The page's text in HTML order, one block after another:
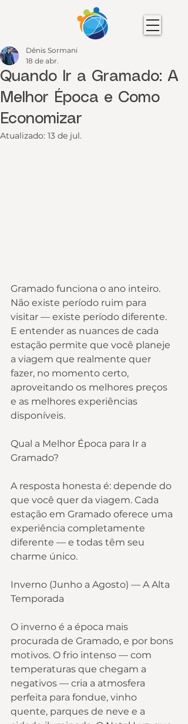
Quando Ir a Gramado: A
Melhor Época e Como
Economizar
Dênis Sormani
18 de abr.
Atualizado: 13 de jul.
Gramado funciona o ano inteiro.
Não existe período ruim para
visitar — existe período diferente.
E entender as nuances de cada
estação permite que você planeje
a viagem que realmente quer
fazer, no momento certo,
aproveitando os melhores preços
e as melhores experiências
disponíveis.
Qual a Melhor Época para Ir a
Gramado?
A resposta honesta é: depende do
que você quer da viagem. Cada
estação em Gramado oferece uma
experiência completamente
diferente — e todas têm seu
charme único.
Inverno (Junho a Agosto) — A Alta
Temporada
O inverno é a época mais
procurada de Gramado, e por bons
motivos. O frio intenso — com
temperaturas que chegam a
negativos — cria a atmosfera
perfeita para fondue, vinho
quente, parques de neve e a